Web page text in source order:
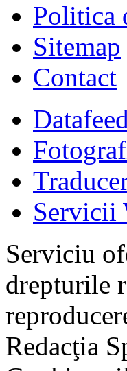
Politica
Sitemap
Contact
Servicii
Serviciu
drepturile
Redacţia